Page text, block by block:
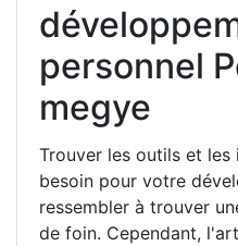
personnel
megye
Trouver les outils et
besoin pour votre
ressembler à trouver
de foin. Cependant,